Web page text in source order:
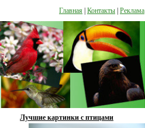
Главная Контакты Реклама
Лучшие картинки с птицами